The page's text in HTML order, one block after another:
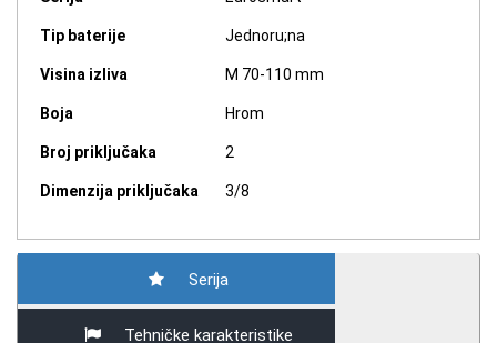
Tip baterije Jednoru;na
Visina izliva M 70-110 mm
Boja Hrom
Broj priključaka 2
Dimenzija priključaka 3/8
Serija
Tehničke karakteristike